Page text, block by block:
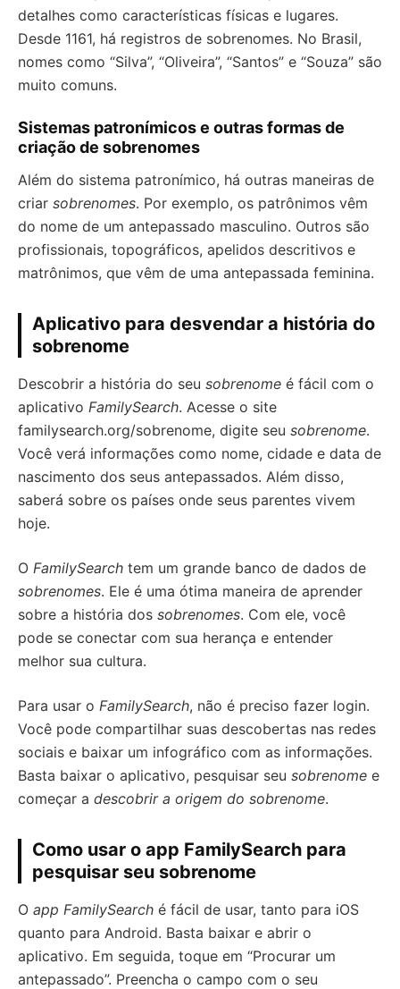
detalhes como características físicas e lugares.
Desde 1161, há registros de sobrenomes. No Brasil,
nomes como “Silva”, “Oliveira”, “Santos” e “Souza” são
muito comuns.
Sistemas patronímicos e outras formas de
criação de sobrenomes
Além do sistema patronímico, há outras maneiras de
criar sobrenomes. Por exemplo, os patrônimos vêm
do nome de um antepassado masculino. Outros são
profissionais, topográficos, apelidos descritivos e
matrônimos, que vêm de uma antepassada feminina.
Aplicativo para desvendar a história do
sobrenome
Descobrir a história do seu sobrenome é fácil com o
aplicativo FamilySearch. Acesse o site
familysearch.org/sobrenome, digite seu sobrenome.
Você verá informações como nome, cidade e data de
nascimento dos seus antepassados. Além disso,
saberá sobre os países onde seus parentes vivem
hoje.
O FamilySearch tem um grande banco de dados de
sobrenomes. Ele é uma ótima maneira de aprender
sobre a história dos sobrenomes. Com ele, você
pode se conectar com sua herança e entender
melhor sua cultura.
Para usar o FamilySearch, não é preciso fazer login.
Você pode compartilhar suas descobertas nas redes
sociais e baixar um infográfico com as informações.
Basta baixar o aplicativo, pesquisar seu sobrenome e
começar a descobrir a origem do sobrenome.
Como usar o app FamilySearch para
pesquisar seu sobrenome
O app FamilySearch é fácil de usar, tanto para iOS
quanto para Android. Basta baixar e abrir o
aplicativo. Em seguida, toque em “Procurar um
antepassado”. Preencha o campo com o seu